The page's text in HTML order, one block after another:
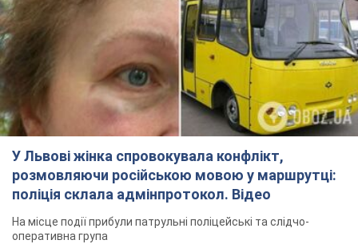
У Львові жінка спровокувала конфлікт,
розмовляючи російською мовою у маршрутці:
поліція склала адмінпротокол. Відео
На місце події прибули патрульні поліцейські та слідчо-
оперативна група